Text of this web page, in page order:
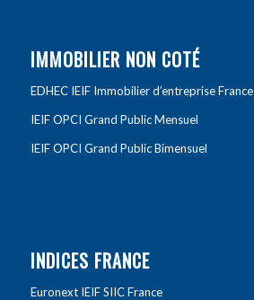
IMMOBILIER NON COTÉ
EDHEC IEIF Immobilier d’entreprise France
IEIF OPCI Grand Public Mensuel
IEIF OPCI Grand Public Bimensuel
INDICES FRANCE
Euronext IEIF SIIC France